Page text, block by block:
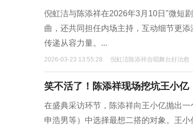
倪虹洁与陈添祥在2026年3月10日"微短
曲，还共同担任内场主持，互动细节更
传递从容力量。...
2026-03-23 13:55:28 倪虹洁陈添祥合唱舞台好治愈
笑不活了！陈添祥现场挖坑王小亿
在盛典采访环节，陈添祥向王小亿抛出
申浩男等）中选择最想二搭的对象。王